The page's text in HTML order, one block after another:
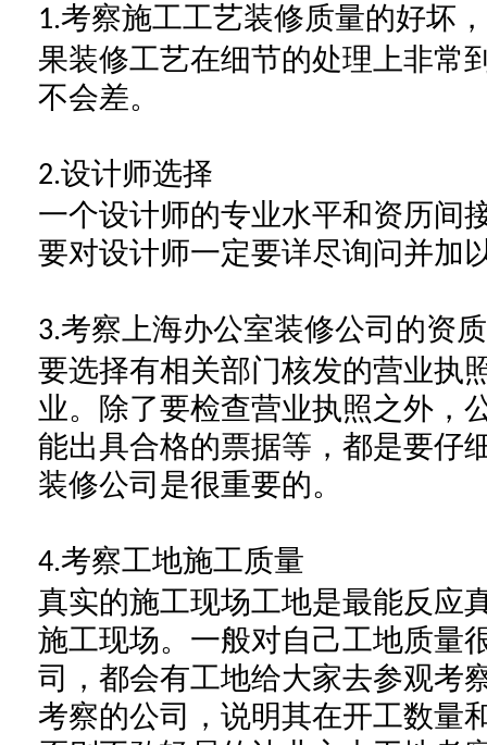
1.考察施工工艺装修质量的好坏
果装修工艺在细节的处理上非常
不会差。
2.设计师选择
一个设计师的专业水平和资历间
要对设计师一定要详尽询问并加
3.考察 上海办公室装修公司 的资质
要选择有相关部门核发的营业执
业。除了要检查营业执照之外，
能出具合格的票据等，都是要仔
装修公司 是很重要的。
4.考察工地施工质量
真实的施工现场工地是最能反应
施工现场。一般对自己工地质量
司 ，都会有工地给大家去参观考
考察的公司，说明其在开工数量